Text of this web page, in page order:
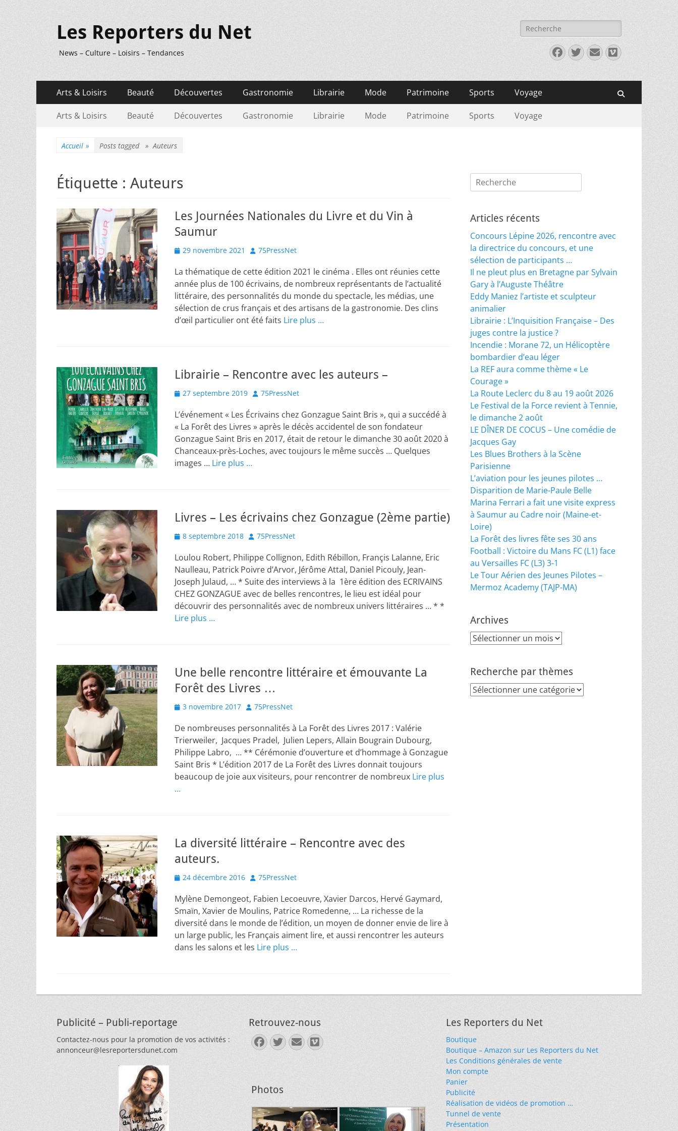
Les Reporters du Net
News – Culture – Loisirs – Tendances
Rechercher :
Facebook
Twitter
E-
mail
Vimeo
Menu
principal
contenu
Arts & Loisirs Beauté Découvertes Gastronomie Librairie Mode Patrimoine Sports Voyage
Menu
Arts & Loisirs Beauté Découvertes Gastronomie Librairie Mode Patrimoine Sports Voyage
Accueil » Posts tagged »Auteurs
Étiquette : Auteurs
Les Journées Nationales du Livre et du Vin à
Saumur
Posted
29 novembre 2021 Author
75PressNet
La thématique de cette édition 2021 le cinéma . Elles ont réunies cette
année plus de 100 écrivains, de nombreux représentants de l’actualité
littéraire, des personnalités du monde du spectacle, les médias, une
sélection de crus français et des artisans de la gastronomie. Des clins
d’œil particulier ont été faits Lire plus …
Librairie – Rencontre avec les auteurs –
Posted
27 septembre 2019 Author
75PressNet
L’événement « Les Écrivains chez Gonzague Saint Bris », qui a succédé à
« La Forêt des Livres » après le décès accidentel de son fondateur
Gonzague Saint Bris en 2017, était de retour le dimanche 30 août 2020 à
Chanceaux-près-Loches, avec toujours le même succès … Quelques
images … Lire plus …
Livres – Les écrivains chez Gonzague (2ème partie)
Posted
8 septembre 2018 Author
75PressNet
Loulou Robert, Philippe Collignon, Edith Rébillon, Françis Lalanne, Eric
Naulleau, Patrick Poivre d’Arvor, Jérôme Attal, Daniel Picouly, Jean-
Joseph Julaud, … * Suite des interviews à la 1ère édition des ECRIVAINS
CHEZ GONZAGUE avec de belles rencontres, le lieu est idéal pour
découvrir des personnalités avec de nombreux univers littéraires … * *
Lire plus …
Une belle rencontre littéraire et émouvante La
Forêt des Livres …
Posted
3 novembre 2017 Author
75PressNet
De nombreuses personnalités à La Forêt des Livres 2017 : Valérie
Trierweiler, Jacques Pradel, Julien Lepers, Allain Bougrain Dubourg,
Philippe Labro, … ** Cérémonie d’ouverture et d’hommage à Gonzague
Saint Bris * L’édition 2017 de La Forêt des Livres donnait toujours
beaucoup de joie aux visiteurs, pour rencontrer de nombreux Lire plus
…
La diversité littéraire – Rencontre avec des
auteurs.
Posted
24 décembre 2016 Author
75PressNet
Mylène Demongeot, Fabien Lecoeuvre, Xavier Darcos, Hervé Gaymard,
Smaïn, Xavier de Moulins, Patrice Romedenne, … La richesse de la
diversité dans le monde de l’édition, un moyen de donner envie de lire à
un large public, les Français aiment lire, et aussi rencontrer les auteurs
dans les salons et les Lire plus …
Rechercher :
Articles récents
Concours Lépine 2026, rencontre avec
la directrice du concours, et une
sélection de participants …
Il ne pleut plus en Bretagne par Sylvain
Gary à l’Auguste Théâtre
Eddy Maniez l’artiste et sculpteur
animalier
Librairie : L’Inquisition Française – Des
juges contre la justice ?
Incendie : Morane 72, un Hélicoptère
bombardier d’eau léger
La REF aura comme thème « Le
Courage »
La Route Leclerc du 8 au 19 août 2026
Le Festival de la Force revient à Tennie,
le dimanche 2 août
LE DÎNER DE COCUS – Une comédie de
Jacques Gay
Les Blues Brothers à la Scène
Parisienne
L’aviation pour les jeunes pilotes …
Disparition de Marie-Paule Belle
Marina Ferrari a fait une visite express
à Saumur au Cadre noir (Maine-et-
Loire)
La Forêt des livres fête ses 30 ans
Football : Victoire du Mans FC (L1) face
au Versailles FC (L3) 3-1
Le Tour Aérien des Jeunes Pilotes –
Mermoz Academy (TAJP-MA)
Archives
Archives
Recherche par thèmes
Recherche
Publicité – Publi-reportage
Contactez-nous pour la promotion de vos activités :
annonceur@lesreportersdunet.com
Retrouvez-nous
Facebook
Twitter
E-
mail
Vimeo
Photos
Les Reporters du Net
Boutique
Boutique – Amazon sur Les Reporters du Net
Les Conditions générales de vente
Mon compte
Panier
Publicité
Réalisation de vidéos de promotion …
Tunnel de vente
Présentation